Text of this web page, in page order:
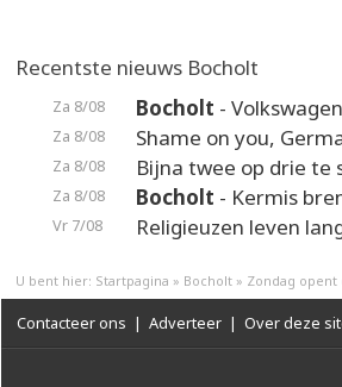
Recentste nieuws Bocholt
Za 8/08 Bocholt -
Za 8/08 Shame on you,
Za 8/08 Bijna twee op drie te
Za 8/08 Bocholt - Kermis
Vr 7/08 Religieuzen leven
U bent hier: Startpagina » Bocholt » Zondag opent
Contacteer ons | Adverteer | Over deze